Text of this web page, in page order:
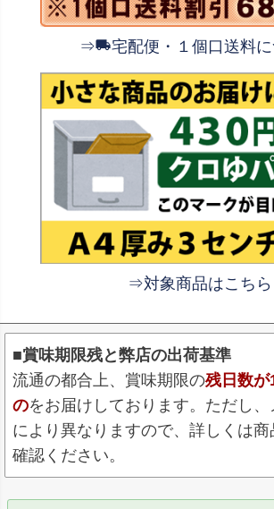
⇒ 宅配便・１個口送料
⇒対象商品はこちら
■賞味期限残と弊店の出荷基準
流通の都合上、賞味期限の残日数が
のをお届けしております。ただし
により異なりますので、詳しくは
確認ください。